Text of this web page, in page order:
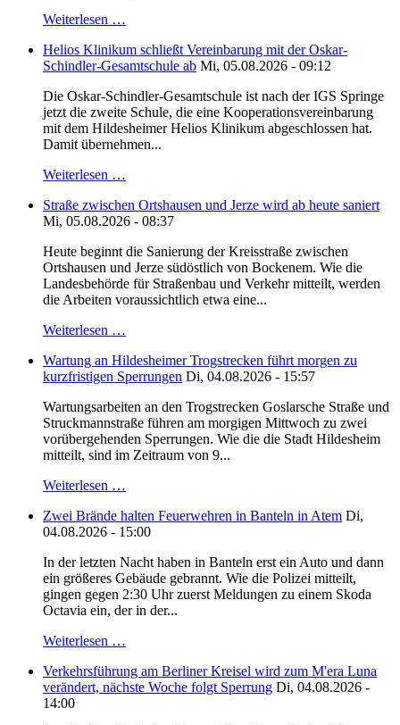
Weiterlesen …
Helios Klinikum schließt Vereinbarung mit der Oskar-
Schindler-Gesamtschule ab Mi, 05.08.2026 - 09:12
Die Oskar-Schindler-Gesamtschule ist nach der IGS Springe
jetzt die zweite Schule, die eine Kooperationsvereinbarung
mit dem Hildesheimer Helios Klinikum abgeschlossen hat.
Damit übernehmen...
Weiterlesen …
Straße zwischen Ortshausen und Jerze wird ab heute saniert
Mi, 05.08.2026 - 08:37
Heute beginnt die Sanierung der Kreisstraße zwischen
Ortshausen und Jerze südöstlich von Bockenem. Wie die
Landesbehörde für Straßenbau und Verkehr mitteilt, werden
die Arbeiten voraussichtlich etwa eine...
Weiterlesen …
Wartung an Hildesheimer Trogstrecken führt morgen zu
kurzfristigen Sperrungen Di, 04.08.2026 - 15:57
Wartungsarbeiten an den Trogstrecken Goslarsche Straße und
Struckmannstraße führen am morgigen Mittwoch zu zwei
vorübergehenden Sperrungen. Wie die die Stadt Hildesheim
mitteilt, sind im Zeitraum von 9...
Weiterlesen …
Zwei Brände halten Feuerwehren in Banteln in Atem Di,
04.08.2026 - 15:00
In der letzten Nacht haben in Banteln erst ein Auto und dann
ein größeres Gebäude gebrannt. Wie die Polizei mitteilt,
gingen gegen 2:30 Uhr zuerst Meldungen zu einem Skoda
Octavia ein, der in der...
Weiterlesen …
Verkehrsführung am Berliner Kreisel wird zum M'era Luna
verändert, nächste Woche folgt Sperrung Di, 04.08.2026 -
14:00